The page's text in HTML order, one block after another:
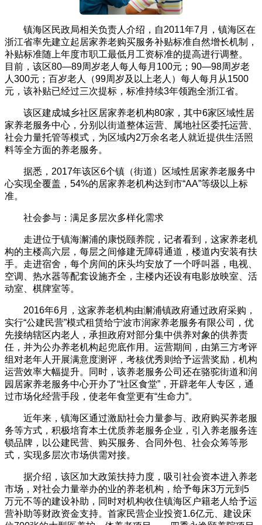
镇海区民政局相关负责人介绍，自2011年7月，镇海区在
浙江省率先建立起居家养老购买服务补贴标准自然增长机制，
补贴标准随上年度市职工最低月工资标准的提高进行调整。
目前，该区80—89周岁老人每人每月100元；90—98周岁老
人300元；百岁老人（99周岁及以上老人）每人每月从1500
元，该补贴已经过三次提标，标准持续3年领跑全浙江省。
该区建成城乡社区居家养老机构80家，其中6家区域性居
家养老服务中心，分别以街道整体运营、属地社区委托运营、
社会力量托管等模式，为区域内2万余名老人就近提供生活照
料等全方面的养老服务。
据悉，2017年该区6个镇（街道）区域性居家养老服务中
心实现全覆盖，54%的居家养老机构达到市“AA”等级以上标
准。
社会参与：满足多层次多样化需求
走进位于镇海澥浦的康悦颐养院，记者看到，这家养老机
构的主楼高六层，每层之间修建无障碍通道，楼道内安装有扶
手。走进宿舍，每个房间的床头均安放了一个呼叫器，电视、
空调、热水器等配套设施齐全，主楼内还设有电影放映室、活
动室、棋牌室等。
2016年6月，这家养老机构由澥浦镇政府通过政府采购，
实行“公建民营”模式租赁给宁波市润家养老服务有限公司，优
先接纳辖区内老人，承担政府对部分集中供养对象的供养责
任，并为公办养老机构起兜底作用。运营期间，由第三方考评
组对老年人开展满意度测评，考核优秀则给予运营奖励，机构
运营效率大幅提升。同时，该养老服务公司还在骆驼街道和润
园居家养老服务中心开办了“社区食堂”，开辟老年人专区，通
过市场化经营手段，使老年食堂更有“生命力”。
近年来，镇海区通过激励社会力量参与、政府购买养老服
务等方式，积极培育本土优质养老服务企业，引入养老服务连
锁品牌，以公建民营、购买服务、合同外包、社会众筹等形
式，实现多层次市场供需对接。
据介绍，该区加大政策扶持力度，吸引社会资本进入养老
市场，对社会力量举办的业的养老机构，给予每床3万元到5
万元不等的建设补助，同时对机构收住镇海区户籍老人给予运
营补助等财政资金支持。首家民营企业投资1.6亿元、建设床